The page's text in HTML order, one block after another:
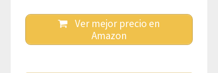
Ver mejor precio en
Amazon